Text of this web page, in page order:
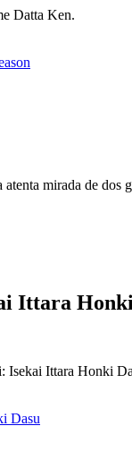
Datta Ken.
mirada de
Ittara
Isekai Ittara Honki